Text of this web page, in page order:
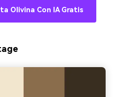
Olivina Con IA Gratis